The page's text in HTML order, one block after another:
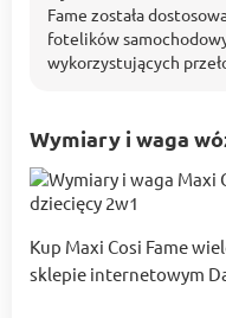
Fame została
fotelików
wykorzystujących
Wymiary i waga
Kup Maxi Cosi Fame
sklepie internetowym